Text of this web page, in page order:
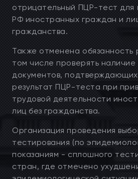
отрицательный ПЦР-тест для
РФ иностранных граждан и
гражданства.
Также отменена обязанность
том числе проверять
документов,
результат ПЦР-теста при
трудовой деятельности
лиц без гражданства.
Организация проведения
тестирования (по
показаниям - сплошного
стран, где отмечено